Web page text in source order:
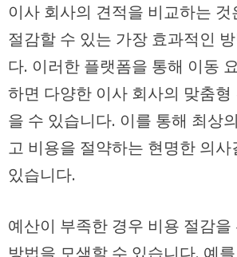
이사 회사의 견적을 비교하는
절감할 수 있는 가장 효과적인
다. 이러한 플랫폼을 통해 이동
하면 다양한 이사 회사의 맞춤형
을 수 있습니다. 이를 통해 최상
고 비용을 절약하는 현명한 의
있습니다.
예산이 부족한 경우 비용 절감을